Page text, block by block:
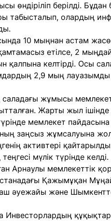
өндіріліп берілді.
табысталып, олардың
10 мыңнан астам
етілсе, 2
қалпына келтірді. Осы
2,9 мың лауазымды
жұмысы
Жарты жыл ішінде
мемлекет пайдасына
заңсыз жұмсалуына
активтері
мүлік түрінде келді.
Арнаулы мемлекеттік
Қажымұқан
әуежайы және
Инвесторлардың